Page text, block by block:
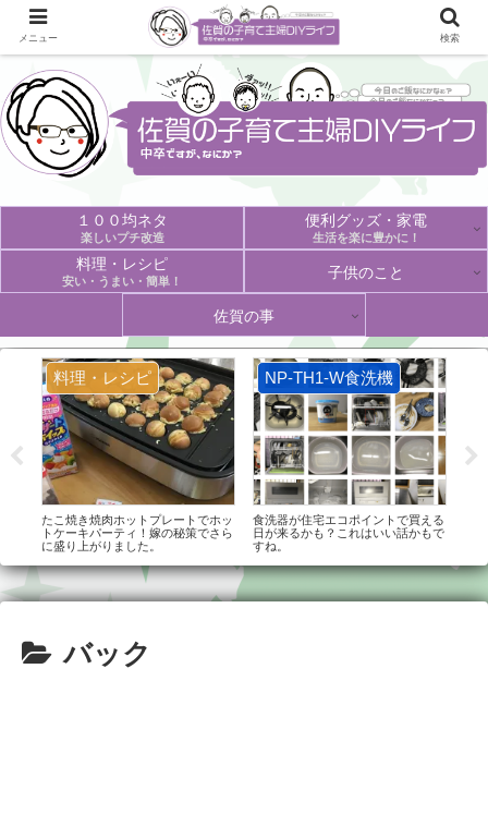
１００均ネタ
楽しいプチ改造
便利グッズ・家電
生活を楽に豊かに！
料理・レシピ
安い・うまい・簡単！ 子供のこと
佐賀の事
料理・レシピ
たこ焼き焼肉ホットプレートでホッ
トケーキパーティ！嫁の秘策でさら
に盛り上がりました。
NP-TH1-W食洗機
食洗器が住宅エコポイントで買える
日が来るかも？これはいい話かもで
すね。
バック
メニュー 検索